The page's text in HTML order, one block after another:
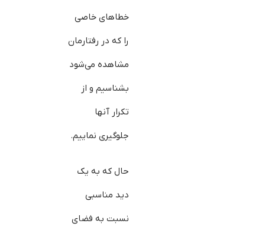
خطاهای خاصی
را که در رفتارمان
مشاهده می‌شود
بشناسیم و از
تکرار آن‎ها
جلوگیری نماییم.
حال که به یک
دید مناسبی
نسبت به فضای